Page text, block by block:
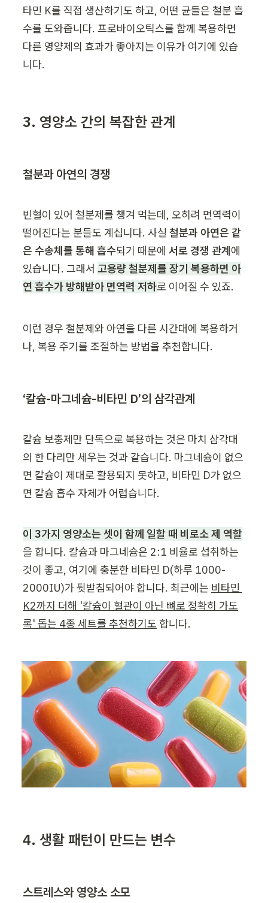
타민 K를 직접 생산하기도 하고, 어떤 균들은 철분 흡
수를 도와줍니다. 프로바이오틱스를 함께 복용하면
다른 영양제의 효과가 좋아지는 이유가 여기에 있습
니다.
3. 영양소 간의 복잡한 관계
철분과 아연의 경쟁
빈혈이 있어 철분제를 챙겨 먹는데, 오히려 면역력이
떨어진다는 분들도 계십니다. 사실 철분과 아연은 같
은 수송체를 통해 흡수되기 때문에 서로 경쟁 관계에
있습니다. 그래서 고용량 철분제를 장기 복용하면 아
연 흡수가 방해받아 면역력 저하로 이어질 수 있죠.
이런 경우 철분제와 아연을 다른 시간대에 복용하거
나, 복용 주기를 조절하는 방법을 추천합니다.
‘칼슘-마그네슘-비타민 D’의 삼각관계
칼슘 보충제만 단독으로 복용하는 것은 마치 삼각대
의 한 다리만 세우는 것과 같습니다. 마그네슘이 없으
면 칼슘이 제대로 활용되지 못하고, 비타민 D가 없으
면 칼슘 흡수 자체가 어렵습니다.
이 3가지 영양소는 셋이 함께 일할 때 비로소 제 역할
을 합니다. 칼슘과 마그네슘은 2:1 비율로 섭취하는
것이 좋고, 여기에 충분한 비타민 D(하루 1000-
2000IU)가 뒷받침되어야 합니다. 최근에는 비타민
K2까지 더해 '칼슘이 혈관이 아닌 뼈로 정확히 가도
록' 돕는 4종 세트를 추천하기도 합니다.
4. 생활 패턴이 만드는 변수
스트레스와 영양소 소모